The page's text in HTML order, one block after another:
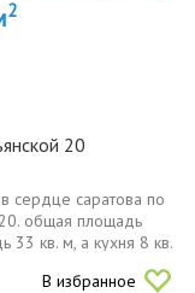
2
20
сердце саратова по
общая площадь
33 кв. м, а кухня 8 кв.
В избранное